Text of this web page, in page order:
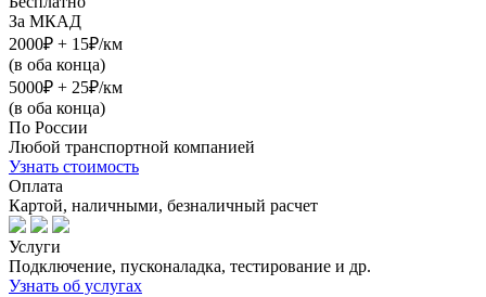
За МКАД
2000₽ + 15₽/км
(в оба конца)
5000₽ + 25₽/км
(в оба конца)
По России
Любой транспортной компанией
Узнать стоимость
Оплата
Картой, наличными, безналичный расчет
Услуги
Подключение, пусконаладка, тестирование и др.
Узнать об услугах